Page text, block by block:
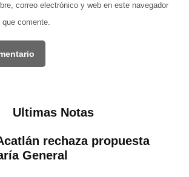
correo electrónico y web en este navegador
comente.
Ultimas Notas
rechaza propuesta
General